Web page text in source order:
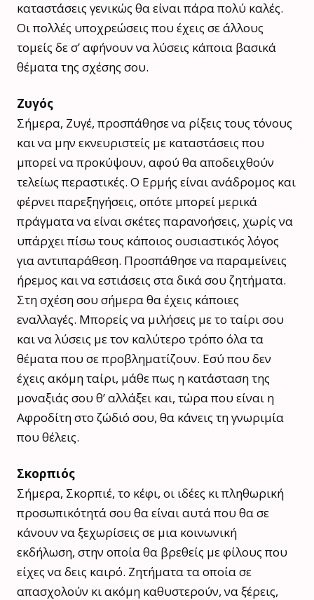
καταστάσεις γενικώς θα είναι πάρα πολύ καλές.
Οι πολλές υποχρεώσεις που έχεις σε άλλους
τομείς δε σ’ αφήνουν να λύσεις κάποια βασικά
θέματα της σχέσης σου.
Ζυγός
Σήμερα, Ζυγέ, προσπάθησε να ρίξεις τους τόνους
και να μην εκνευριστείς με καταστάσεις που
μπορεί να προκύψουν, αφού θα αποδειχθούν
τελείως περαστικές. Ο Ερμής είναι ανάδρομος και
φέρνει παρεξηγήσεις, οπότε μπορεί μερικά
πράγματα να είναι σκέτες παρανοήσεις, χωρίς να
υπάρχει πίσω τους κάποιος ουσιαστικός λόγος
για αντιπαράθεση. Προσπάθησε να παραμείνεις
ήρεμος και να εστιάσεις στα δικά σου ζητήματα.
Στη σχέση σου σήμερα θα έχεις κάποιες
εναλλαγές. Μπορείς να μιλήσεις με το ταίρι σου
και να λύσεις με τον καλύτερο τρόπο όλα τα
θέματα που σε προβληματίζουν. Εσύ που δεν
έχεις ακόμη ταίρι, μάθε πως η κατάσταση της
μοναξιάς σου θ’ αλλάξει και, τώρα που είναι η
Αφροδίτη στο ζώδιό σου, θα κάνεις τη γνωριμία
που θέλεις.
Σκορπιός
Σήμερα, Σκορπιέ, το κέφι, οι ιδέες κι πληθωρική
προσωπικότητά σου θα είναι αυτά που θα σε
κάνουν να ξεχωρίσεις σε μια κοινωνική
εκδήλωση, στην οποία θα βρεθείς με φίλους που
είχες να δεις καιρό. Ζητήματα τα οποία σε
απασχολούν κι ακόμη καθυστερούν, να ξέρεις,